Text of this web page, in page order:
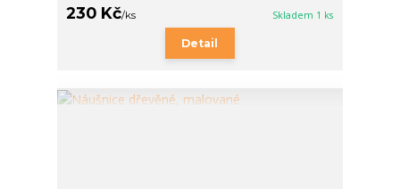
230 Kč/ks Skladem 1 ks
Detail